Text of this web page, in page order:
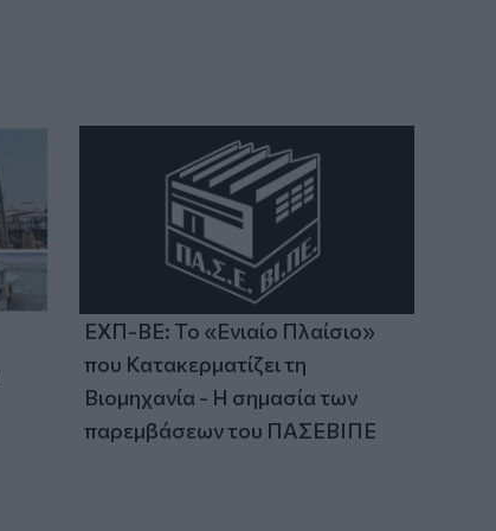
Φρουροί της Επανάστασης: Το άνοιγμα
των Στενών του Ορμούζ δεν σχετίζεται
με τις διαπραγματεύσεις Τεχεράνης -
ΕΧΠ-ΒΕ: Το «Ενιαίο Πλαίσιο»
που Κατακερματίζει τη
Βιομηχανία - Η σημασία των
παρεμβάσεων του ΠΑΣΕΒΙΠΕ